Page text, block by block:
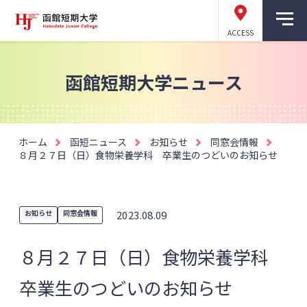
ACCESS
函館短期大学ニュース
ホーム 函短ニュース お知らせ
同窓会情報
８月２７日（日）食物栄養学科 卒業生のつどいのお知らせ
お知らせ 同窓会情報 2023.08.09
８月２７日（日）食物栄養学科
卒業生のつどいのお知らせ